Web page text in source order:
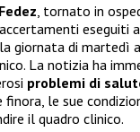
Fedez , tornato in
eseguiti
giornata di martedì
La notizia ha
problemi di
le sue
il quadro clinico.